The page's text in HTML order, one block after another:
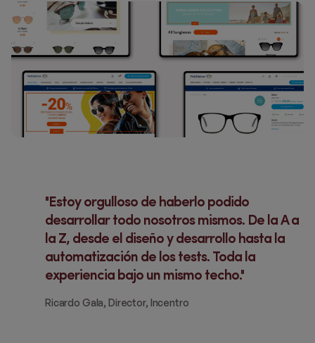
Estoy orgulloso de haberlo podido
desarrollar todo nosotros mismos. De la A a
la Z, desde el diseño y desarrollo hasta la
automatización de los tests. Toda la
experiencia bajo un mismo techo.
Ricardo Gala, Director, Incentro